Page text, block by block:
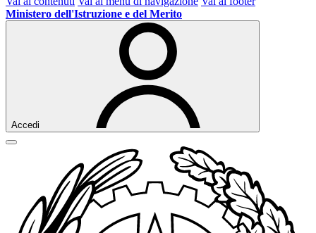
Ministero dell'Istruzione e del Merito
Accedi